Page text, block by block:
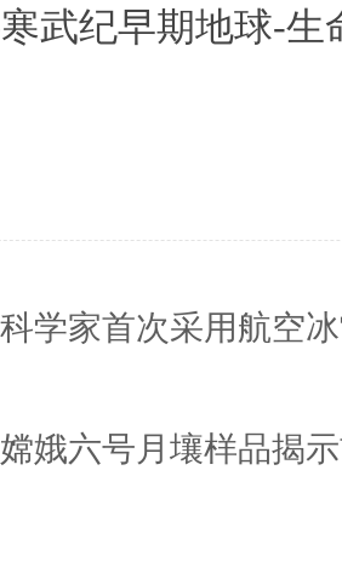
寒武纪早期地球-生
科学家首次采用航空
娥六号月壤样品揭